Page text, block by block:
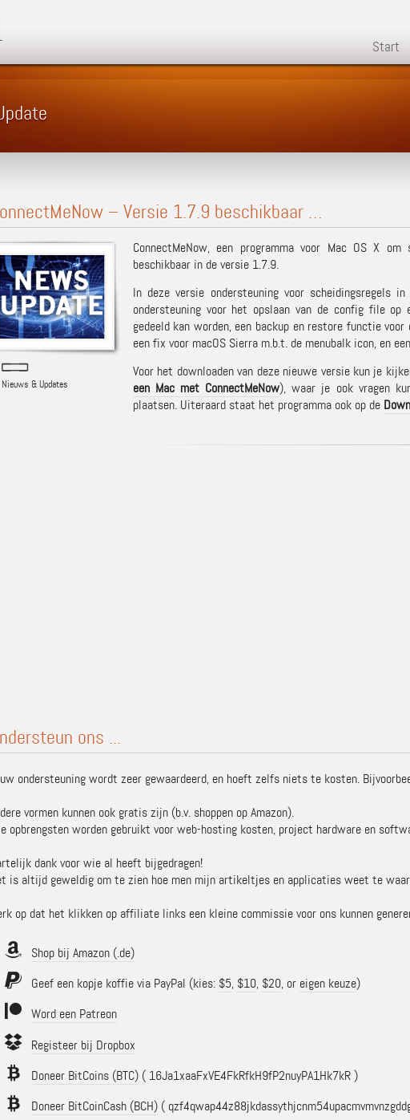
Start
– Versie 1.7.9 beschikbaar …
Nieuws & Updates
ConnectMeNow, een programma voor Mac OS X
beschikbaar in de versie 1.7.9.
In deze versie ondersteuning voor scheidingsregels
ondersteuning voor het opslaan van de config file
gedeeld kan worden, een backup en restore functie
een fix voor macOS Sierra m.b.t. de menubalk icon, en
Voor het downloaden van deze nieuwe versie kun je
een Mac met ConnectMeNow), waar je ook vragen
plaatsen. Uiteraard staat het programma ook op de
ons ...
ondersteuning wordt zeer gewaardeerd, en hoeft zelfs niets te kosten.
vormen kunnen ook gratis zijn (b.v. shoppen op Amazon).
opbrengsten worden gebruikt voor web-hosting kosten, project hardware en
dank voor wie al heeft bijgedragen!
is altijd geweldig om te zien hoe men mijn artikeltjes en applicaties weet te
op dat het klikken op affiliate links een kleine commissie voor ons kunnen
Shop bij Amazon (.de)
Geef een kopje koffie via PayPal (kies: $5, $10, $20, or eigen keuze)
Word een Patreon
Registeer bij Dropbox
Doneer BitCoins (BTC)( 16Ja1xaaFxVE4FkRfkH9fP2nuyPA1Hk7kR )
Doneer BitCoinCash (BCH)(